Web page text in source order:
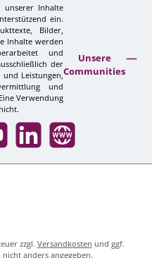
Inhalte
ein.
Bilder,
Inhalte werden
und
der
Leistungen,
und
Verwendung
Unsere
Communities
LinkedIn Website
zzgl. Versandkosten und ggf.
anders angegeben.